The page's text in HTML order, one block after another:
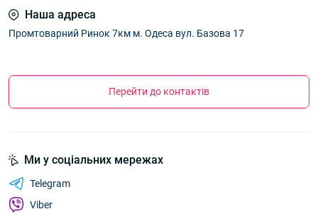
Наша адреса
Промтоварний Ринок 7км м. Одеса вул. Базова 17
Перейти до контактів
Ми у соціальних мережах
Telegram
Viber